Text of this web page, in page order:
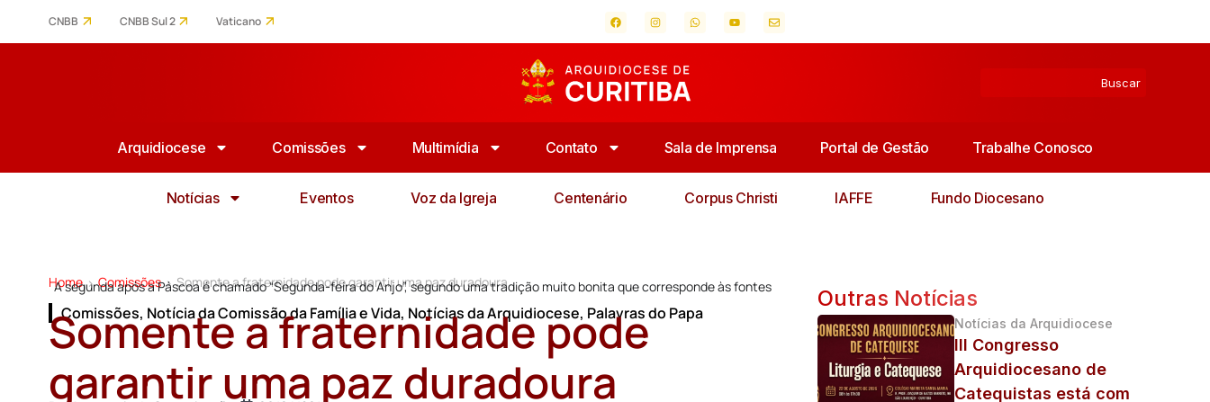
CNBB CNBB Sul 2 Vaticano
Arquidiocese Comissões Multimídia Contato Sala de Imprensa Portal de Gestão Trabalhe Conosco
Notícias Eventos Voz da Igreja Centenário Corpus Christi IAFFE Fundo Diocesano
Home > Comissões > Somente a fraternidade pode garantir uma paz duradoura
A segunda após a Páscoa é chamado “Segunda-feira do Anjo”, segundo uma tradição muito bonita que corresponde às fontes
Comissões, Notícia da Comissão da Família e Vida, Notícias da Arquidiocese, Palavras do Papa
Somente a fraternidade pode
garantir uma paz duradoura
Outras Notícias
Notícias da Arquidiocese
III Congresso
Arquidiocesano de
Catequistas está com